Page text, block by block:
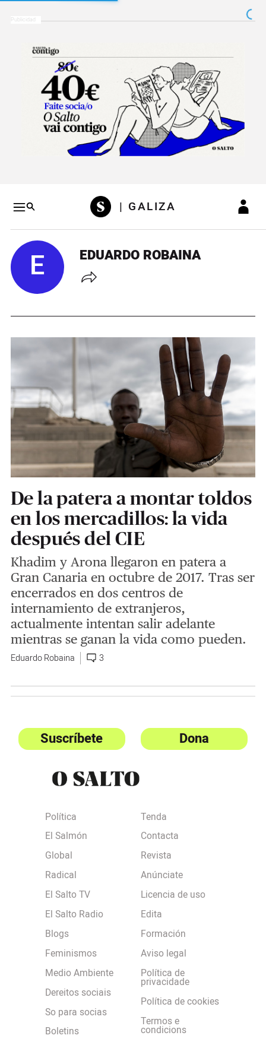
Salto a contenidoSalto a navegación
| GALIZA
E EDUARDO ROBAINA
De la patera a montar toldos
en los mercadillos: la vida
después del CIE
Khadim y Arona llegaron en patera a
Gran Canaria en octubre de 2017. Tras ser
encerrados en dos centros de
internamiento de extranjeros,
actualmente intentan salir adelante
mientras se ganan la vida como pueden.
Eduardo Robaina 3
Suscríbete Dona
Política
El Salmón
Global
Radical
El Salto TV
El Salto Radio
Blogs
Feminismos
Medio Ambiente
Dereitos sociais
So para socias
Boletins
Tenda
Contacta
Revista
Anúnciate
Licencia de uso
Edita
Formación
Aviso legal
Política de
privacidade
Política de cookies
Termos e
condicions